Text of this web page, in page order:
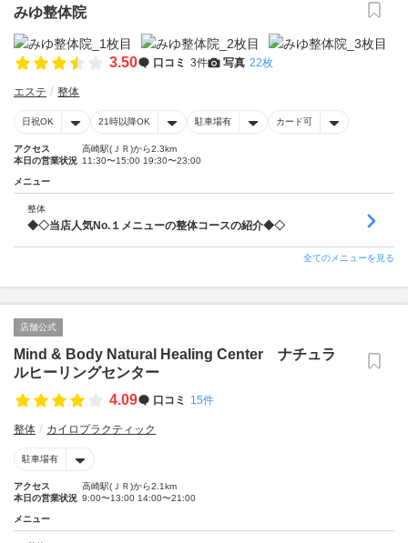
みゆ整体院
3.50 口コミ 3件 写真 22枚
エステ 整体
日祝OK 21時以降OK 駐車場有 カード可
アクセス
高崎駅(ＪＲ)から2.3km
本日の営業状況 11:30〜15:00 19:30〜23:00
メニュー
整体
◆◇当店人気No.１メニューの整体コースの紹介◆◇
全てのメニューを見る
店舗公式
Mind & Body Natural Healing Center ナチュラ
ルヒーリングセンター
4.09
口コミ 15件
整体 カイロプラクティック
駐車場有
アクセス
高崎駅(ＪＲ)から2.1km
本日の営業状況 9:00〜13:00 14:00〜21:00
メニュー